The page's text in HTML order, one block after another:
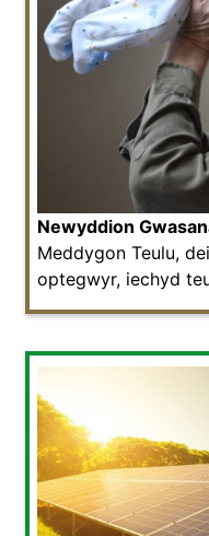
Newyddion
Meddygon Teulu,
optegwyr, iechyd